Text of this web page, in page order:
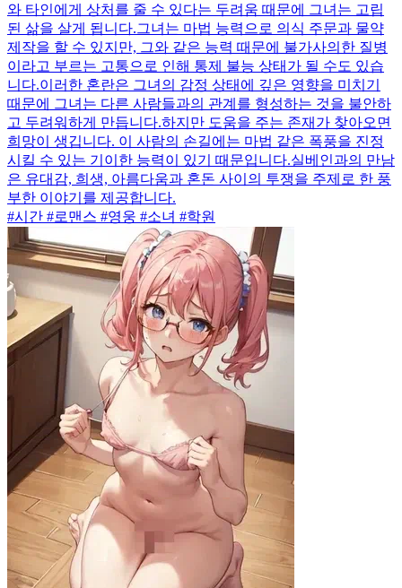
와 타인에게 상처를 줄 수 있다는 두려움 때문에 그녀는 고립
된 삶을 살게 됩니다.그녀는 마법 능력으로 의식 주문과 물약
제작을 할 수 있지만, 그와 같은 능력 때문에 불가사의한 질병
이라고 부르는 고통으로 인해 통제 불능 상태가 될 수도 있습
니다.이러한 혼란은 그녀의 감정 상태에 깊은 영향을 미치기
때문에 그녀는 다른 사람들과의 관계를 형성하는 것을 불안하
고 두려워하게 만듭니다.하지만 도움을 주는 존재가 찾아오면
희망이 생깁니다. 이 사람의 손길에는 마법 같은 폭풍을 진정
시킬 수 있는 기이한 능력이 있기 때문입니다.실베인과의 만남
은 유대감, 희생, 아름다움과 혼돈 사이의 투쟁을 주제로 한 풍
부한 이야기를 제공합니다.
#시간 #로맨스 #영웅 #소녀 #학원